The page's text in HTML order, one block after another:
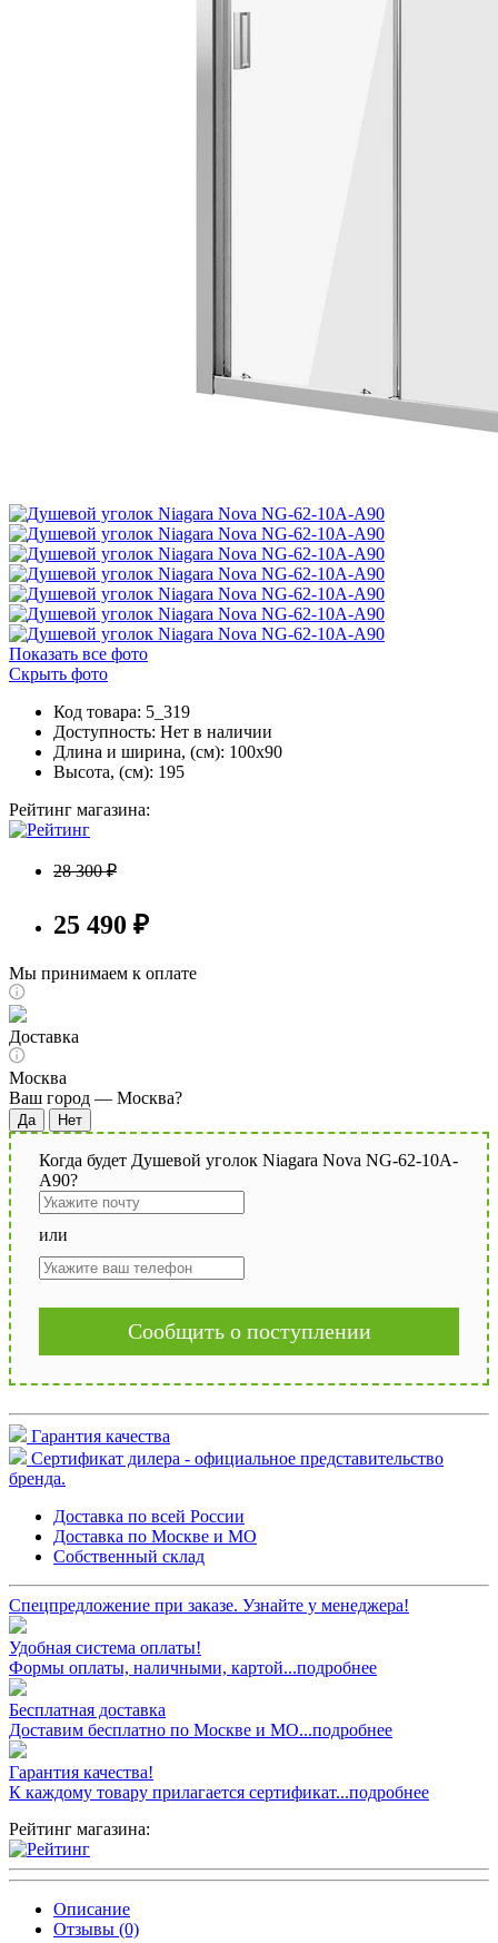
Показать все фото
Скрыть фото
Код товара: 5_319
Доступность: Нет в наличии
Длина и ширина, (см): 100x90
Высота, (см): 195
Рейтинг магазина:
28 300 ₽
25 490 ₽
Мы принимаем к оплате
Доставка
Москва
Ваш город — Москва?
Когда будет Душевой уголок Niagara Nova NG-62-10A-
A90?
или
Сообщить о поступлении
Гарантия качества
Сертификат дилера - официальное представительство
бренда.
Доставка по всей России
Доставка по Москве и МО
Собственный склад
Спецпредложение при заказе. Узнайте у менеджера!
Удобная система оплаты!
Формы оплаты, наличными, картой...подробнее
Бесплатная доставка
Доставим бесплатно по Москве и МО...подробнее
Гарантия качества!
К каждому товару прилагается сертификат...подробнее
Рейтинг магазина:
Описание
Отзывы (0)